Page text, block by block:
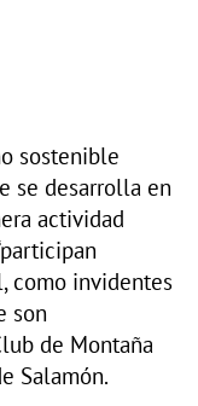
sostenible
se desarrolla en
actividad
como invidentes
son
de Montaña
Salamón.